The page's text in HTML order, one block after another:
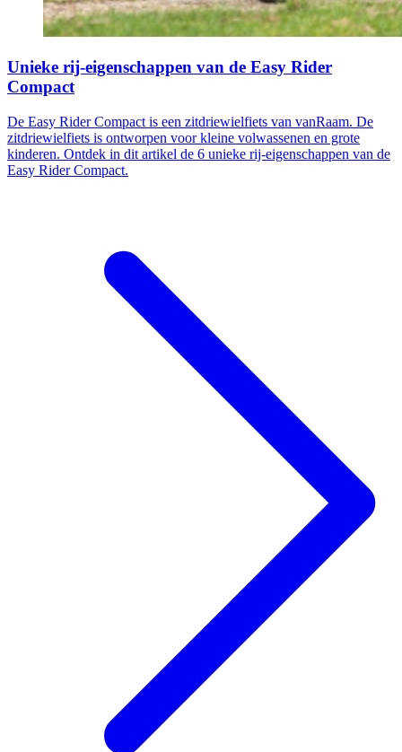
Unieke rij-eigenschappen van de Easy Rider
Compact
De Easy Rider Compact is een zitdriewielfiets van vanRaam. De
zitdriewielfiets is ontworpen voor kleine volwassenen en grote
kinderen. Ontdek in dit artikel de 6 unieke rij-eigenschappen van de
Easy Rider Compact.